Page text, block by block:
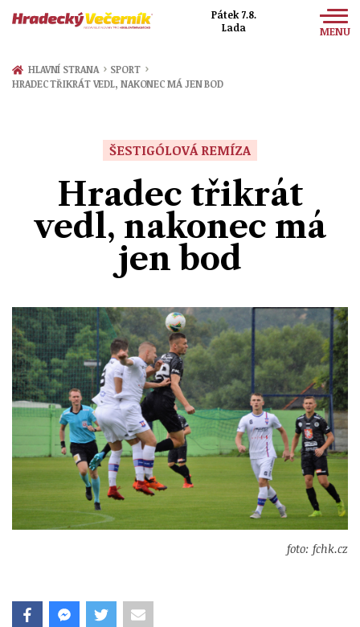
Pátek 7.8.
Lada
MENU
Zprávy
HLAVNÍ STRANA › SPORT ›
HRADEC TŘIKRÁT VEDL, NAKONEC MÁ JEN BOD
ŠESTIGÓLOVÁ REMÍZA
Hradec třikrát
vedl, nakonec má
jen bod
foto: fchk.cz